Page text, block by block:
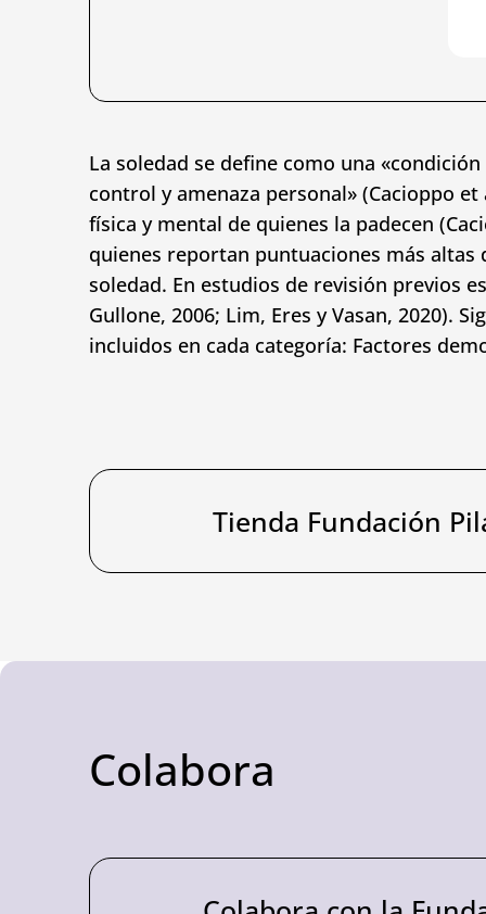
La soledad se define como una
control y amenaza personal» (Cacioppo
física y mental de quienes la padecen
quienes reportan puntuaciones más altas
soledad. En estudios de revisión previos
Gullone, 2006; Lim, Eres y Vasan, 2020).
incluidos en cada categoría: Factores
Tienda Fundación
Colabora